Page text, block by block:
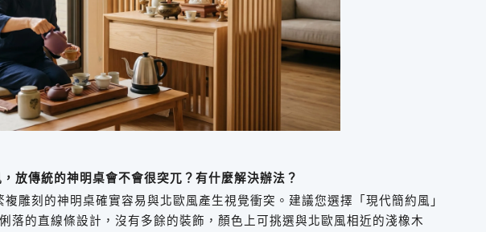
放傳統的神明桌會不會很突兀？有什麼解決辦法？
雕刻的神明桌確實容易與北歐風產生視覺衝突。建議您選擇「現代簡約風」
落的直線條設計，沒有多餘的裝飾，顏色上可挑選與北歐風相近的淺橡木